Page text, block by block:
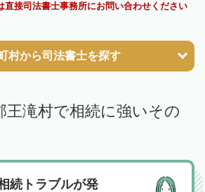
直接司法書士事務所にお問い合わせください
村から司法書士を探す
王滝村で相続に強いその
続トラブルが発